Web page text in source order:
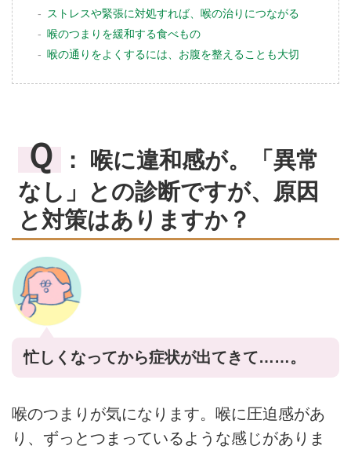
ストレスや緊張に対処すれば、喉の治りにつながる
喉のつまりを緩和する食べもの
喉の通りをよくするには、お腹を整えることも大切
Ｑ
： 喉に違和感が。「異常
なし」との診断ですが、原因
と対策はありますか？
忙しくなってから症状が出てきて……。
喉のつまりが気になります。喉に圧迫感があ
り、ずっとつまっているような感じがありま